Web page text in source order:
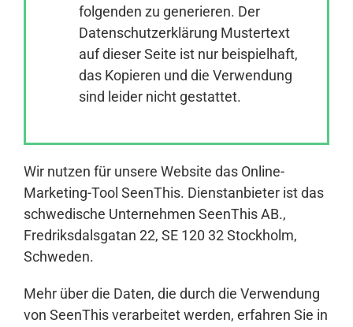
Anmelden
folgenden zu generieren. Der
Datenschutzerklärung Mustertext
auf dieser Seite ist nur beispielhaft,
das Kopieren und die Verwendung
sind leider nicht gestattet.
Wir nutzen für unsere Website das Online-
Marketing-Tool SeenThis. Dienstanbieter ist das
schwedische Unternehmen SeenThis AB.,
Fredriksdalsgatan 22, SE 120 32 Stockholm,
Schweden.
Mehr über die Daten, die durch die Verwendung
von SeenThis verarbeitet werden, erfahren Sie in